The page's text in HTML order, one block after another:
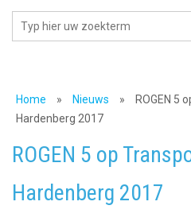
Home » Nieuws »
ROGEN 5
Hardenberg 2017
ROGEN 5 op
Hardenberg 2017